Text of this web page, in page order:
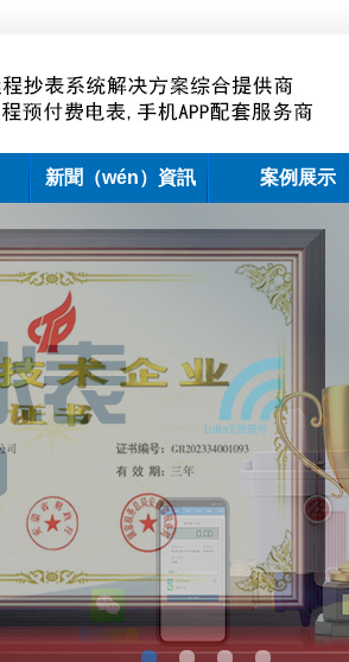
新聞（wén）資訊 案例展示